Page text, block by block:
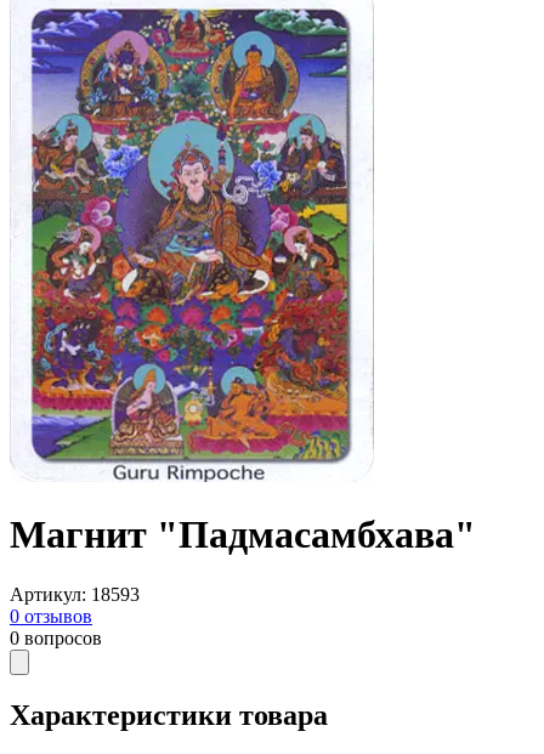
Магнит "Падмасамбхава"
Артикул: 18593
0 отзывов
0 вопросов
Характеристики товара